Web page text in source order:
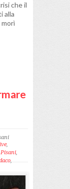
che il
alla
,
Pisani,
,